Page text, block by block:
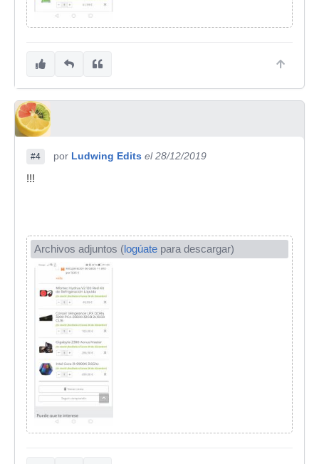
#4 por Ludwing Edits el 28/12/2019
!!!
Archivos adjuntos (logúate para descargar)